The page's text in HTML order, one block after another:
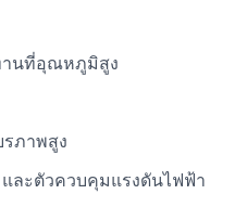
านที่อุณหภูมิสูง
รภาพสูง
และตัวควบคุมแรงดันไฟฟ้า